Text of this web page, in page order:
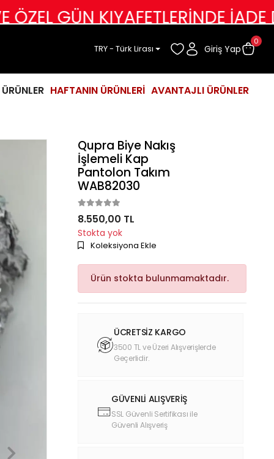
KIYAFETLERİNDE İADE DEĞİŞİM
TRY - Türk Lirası Giriş Yap
0
HAFTANIN ÜRÜNLERİ AVANTAJLI ÜRÜNLER
Qupra Biye Nakış
İşlemeli Kap
Pantolon Takım
WAB82030
8.550,00 TL
Stokta yok
Koleksiyona Ekle
Ürün stokta bulunmamaktadır.
ÜCRETSİZ KARGO
3500 TL ve Üzeri Alışverişlerde
Geçerlidir.
GÜVENLİ ALIŞVERİŞ
SSL Güvenli Sertifikası ile
Güvenli Alışveriş